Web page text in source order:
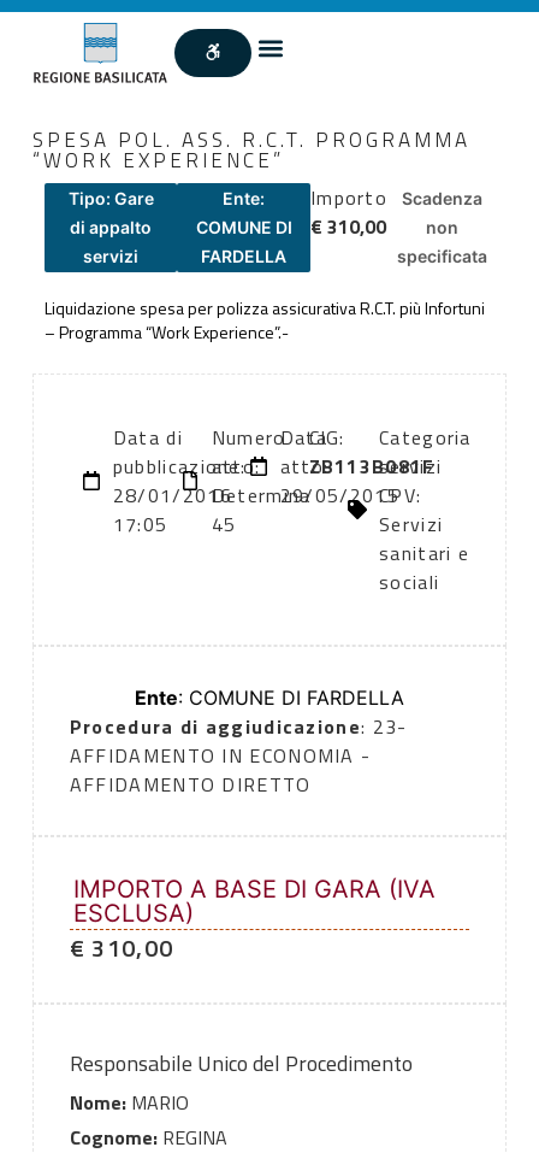
SPESA POL. ASS. R.C.T. PROGRAMMA
“WORK EXPERIENCE”
Tipo: Gare
di appalto
servizi
Ente:
COMUNE DI
FARDELLA
Importo
€ 310,00
Scadenza
non
specificata
Liquidazione spesa per polizza assicurativa R.C.T. più Infortuni
– Programma “Work Experience”.-
Data di
pubblicazione:
28/01/2016
17:05
Numero
atto:
Determina
45
Data
atto:
29/05/2015
CIG:
ZB113B081F
Categoria
servizi
CPV:
Servizi
sanitari e
sociali
Ente: COMUNE DI FARDELLA
Procedura di aggiudicazione: 23-
AFFIDAMENTO IN ECONOMIA -
AFFIDAMENTO DIRETTO
IMPORTO A BASE DI GARA (IVA
ESCLUSA)
€ 310,00
Responsabile Unico del Procedimento
Nome:MARIO
Cognome:REGINA